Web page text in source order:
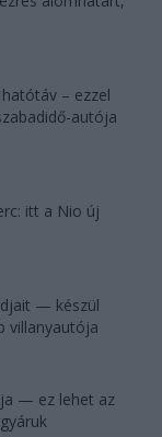
– ezzel
autója
itt a Nio új
— készül
villanyautója
— ez lehet az